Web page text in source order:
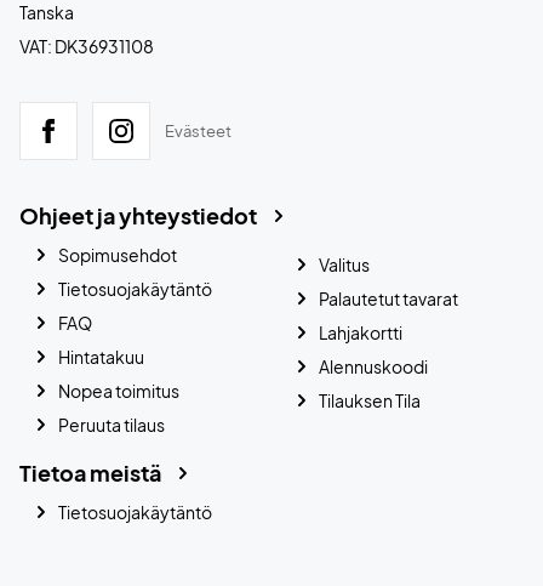
Tanska
VAT: DK36931108
Evästeet
Ohjeet ja yhteystiedot
Sopimusehdot
Tietosuojakäytäntö
FAQ
Hintatakuu
Nopea toimitus
Peruuta tilaus
Valitus
Palautetut tavarat
Lahjakortti
Alennuskoodi
Tilauksen Tila
Tietoa meistä
Tietosuojakäytäntö